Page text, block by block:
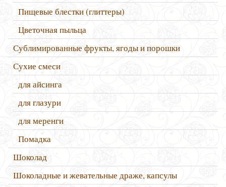
Пищевые блестки (глиттеры)
Цветочная пыльца
Сублимированные фрукты, ягоды и порошки
Сухие смеси
для айсинга
для глазури
для меренги
Помадка
Шоколад
Шоколадные и жевательные драже, капсулы